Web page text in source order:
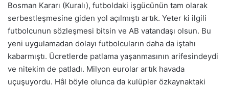
Bosman Kararı (Kuralı), futboldaki işgücünün tam olarak
serbestleşmesine giden yol açılmıştı artık. Yeter ki ilgili
futbolcunun sözleşmesi bitsin ve AB vatandaşı olsun. Bu
yeni uygulamadan dolayı futbolcuların daha da iştahı
kabarmıştı. Ücretlerde patlama yaşanmasının arifesindeydi
ve nitekim de patladı. Milyon eurolar artık havada
uçuşuyordu. Hâl böyle olunca da kulüpler özkaynaktaki